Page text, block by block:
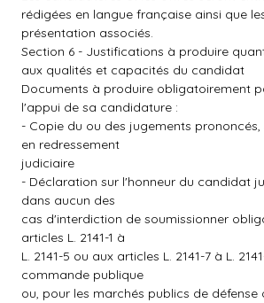
rédigées en langue française ainsi que
présentation associés.
Section 6 - Justifications à produire
aux qualités et capacités du candidat
Documents à produire obligatoirement
l'appui de sa candidature :
- Copie du ou des jugements
en redressement
judiciaire
- Déclaration sur l'honneur du candidat
dans aucun des
cas d'interdiction de soumissionner
articles L. 2141-1 à
L. 2141-5 ou aux articles L. 2141-7 à L.
commande publique
ou, pour les marchés publics de défense